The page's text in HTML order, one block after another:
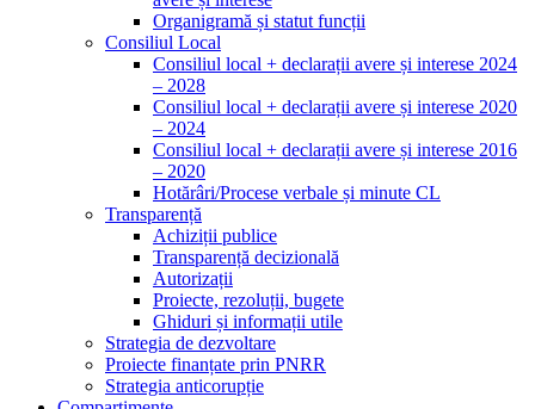
Organigramă și statut funcții
Consiliul Local
Consiliul local + declarații avere și interese 2024
– 2028
Consiliul local + declarații avere și interese 2020
– 2024
Consiliul local + declarații avere și interese 2016
– 2020
Hotărâri/Procese verbale și minute CL
Transparență
Achiziții publice
Transparență decizională
Autorizații
Proiecte, rezoluții, bugete
Ghiduri și informații utile
Strategia de dezvoltare
Proiecte finanțate prin PNRR
Strategia anticorupție